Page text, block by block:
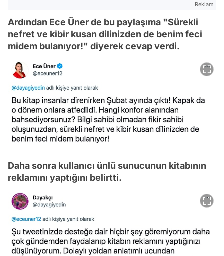
Reklam
Ardından Ece Üner de bu paylaşıma "Sürekli
nefret ve kibir kusan dilinizden de benim feci
midem bulanıyor!" diyerek cevap verdi.
Daha sonra kullanıcı ünlü sunucunun kitabının
reklamını yaptığını belirtti.